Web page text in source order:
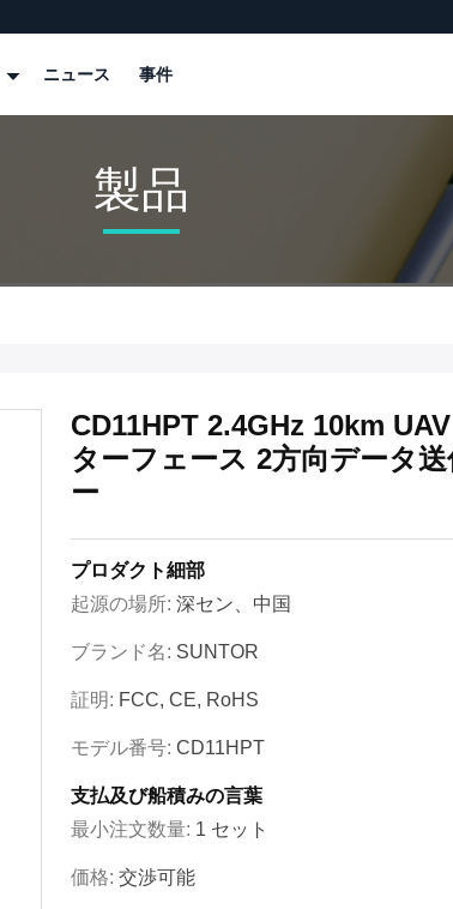
ニュース 事件
製品
CD11HPT 2.4GHz 10km
ターフェース 2方向データ
ー
プロダクト細部
起源の場所: 深セン、中国
ブランド名: SUNTOR
証明: FCC, CE, RoHS
モデル番号: CD11HPT
支払及び船積みの言葉
最小注文数量: 1 セット
価格: 交渉可能